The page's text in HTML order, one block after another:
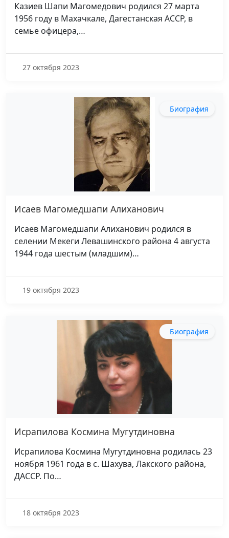
Казиев Шапи Магомедович родился 27 марта
1956 году в Махачкале, Дагестанская АССР, в
семье офицера,…
27 октября 2023
Биография
Исаев Магомедшапи Алиханович
Исаев Магомедшапи Алиханович родился в
селении Мекеги Левашинского района 4 августа
1944 года шестым (младшим)…
19 октября 2023
Биография
Исрапилова Космина Мугутдиновна
Исрапилова Космина Мугутдиновна родилась 23
ноября 1961 года в с. Шахува, Лакского района,
ДАССР. По…
18 октября 2023